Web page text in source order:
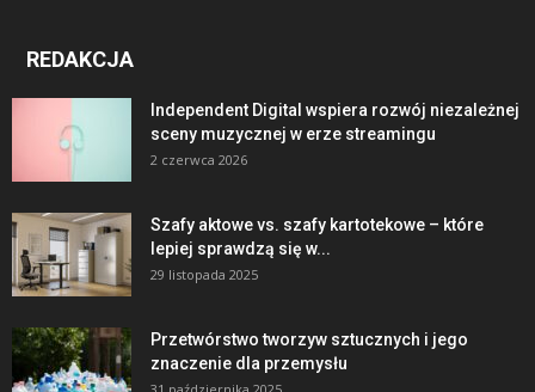
REDAKCJA
Independent Digital wspiera rozwój niezależnej
sceny muzycznej w erze streamingu
2 czerwca 2026
Szafy aktowe vs. szafy kartotekowe – które
lepiej sprawdzą się w...
29 listopada 2025
Przetwórstwo tworzyw sztucznych i jego
znaczenie dla przemysłu